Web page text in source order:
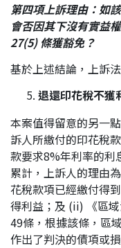
第四項上訴理由：如
會否因其下沒有實益
27(5) 條獲豁免？
基於上述結論，上訴
退還印花稅不獲
本案值得留意的另一
訴人所繳付的印花稅
款要求8%年利率的利
累計，上訴人的理由
花稅款項已經繳付得
得利益；及 (ii) 《區
49條，根據該條，區
作出了判決的債項或